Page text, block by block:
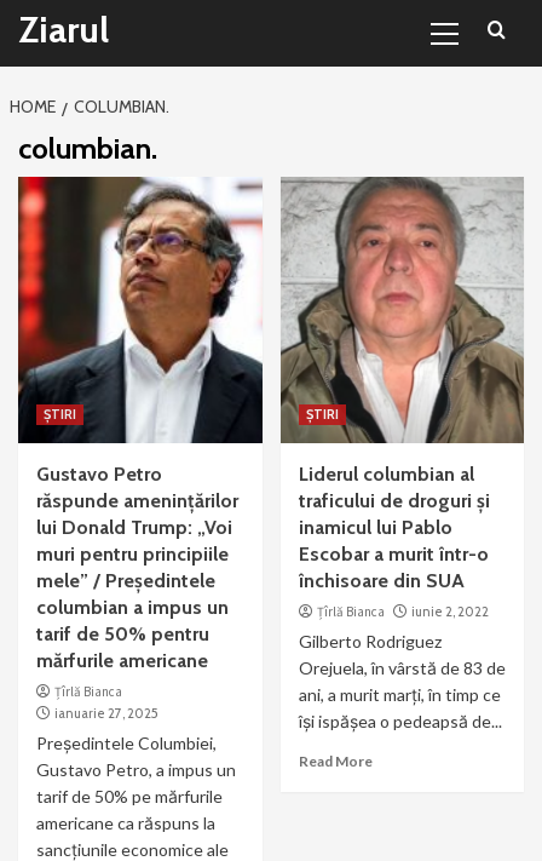
Sari
conținut
Ziarul
Menu
HOME COLUMBIAN.
columbian.
ȘTIRI
Gustavo Petro
răspunde amenințărilor
lui Donald Trump: „Voi
muri pentru principiile
mele” / Președintele
columbian a impus un
tarif de 50% pentru
mărfurile americane
Țîrlă Bianca
ianuarie 27, 2025
Președintele Columbiei,
Gustavo Petro, a impus un
tarif de 50% pe mărfurile
americane ca răspuns la
sancțiunile economice ale
ȘTIRI
Liderul columbian al
traficului de droguri și
inamicul lui Pablo
Escobar a murit într-o
închisoare din SUA
Țîrlă Bianca iunie 2, 2022
Gilberto Rodriguez
Orejuela, în vârstă de 83 de
ani, a murit marți, în timp ce
își ispășea o pedeapsă de...
Read More